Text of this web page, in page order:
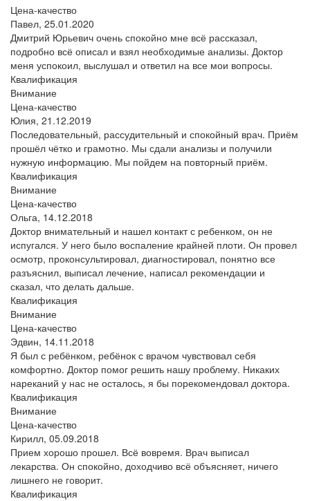
Цена-качество
Павел, 25.01.2020
Дмитрий Юрьевич очень спокойно мне всё рассказал,
подробно всё описал и взял необходимые анализы. Доктор
меня успокоил, выслушал и ответил на все мои вопросы.
Квалификация
Внимание
Цена-качество
Юлия, 21.12.2019
Последовательный, рассудительный и спокойный врач. Приём
прошёл чётко и грамотно. Мы сдали анализы и получили
нужную информацию. Мы пойдем на повторный приём.
Квалификация
Внимание
Цена-качество
Ольга, 14.12.2018
Доктор внимательный и нашел контакт с ребенком, он не
испугался. У него было воспаление крайней плоти. Он провел
осмотр, проконсультировал, диагностировал, понятно все
разъяснил, выписал лечение, написал рекомендации и
сказал, что делать дальше.
Квалификация
Внимание
Цена-качество
Эдвин, 14.11.2018
Я был с ребёнком, ребёнок с врачом чувствовал себя
комфортно. Доктор помог решить нашу проблему. Никаких
нареканий у нас не осталось, я бы порекомендовал доктора.
Квалификация
Внимание
Цена-качество
Кирилл, 05.09.2018
Прием хорошо прошел. Всё вовремя. Врач выписал
лекарства. Он спокойно, доходчиво всё объясняет, ничего
лишнего не говорит.
Квалификация